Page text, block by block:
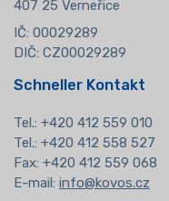
407 25 Verneřice
IČ: 00029289
DIČ: CZ00029289
Schneller Kontakt
Tel.: +420 412 559 010
Tel.: +420 412 558 527
Fax: +420 412 559 068
E-mail: info@kovos.cz